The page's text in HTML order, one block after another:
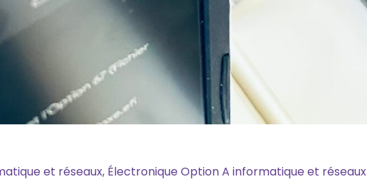
et réseaux, Électronique Option A informatique et réseaux